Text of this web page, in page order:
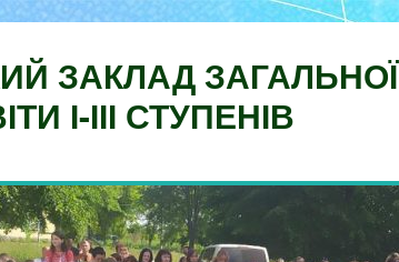
ЗАКЛАД ЗАГАЛЬНОЇ
І-ІІІ СТУПЕНІВ